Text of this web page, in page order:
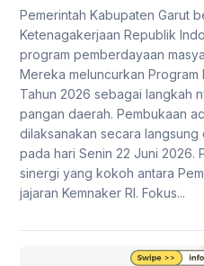
Pemerintah Kabupaten Garut
Ketenagakerjaan Republik
program pemberdayaan
Mereka meluncurkan
Tahun 2026 sebagai langkah
pangan daerah. Pembukaan
dilaksanakan secara
pada hari Senin 22 Juni 2026.
sinergi yang kokoh antara
jajaran Kemnaker RI. Fokus...